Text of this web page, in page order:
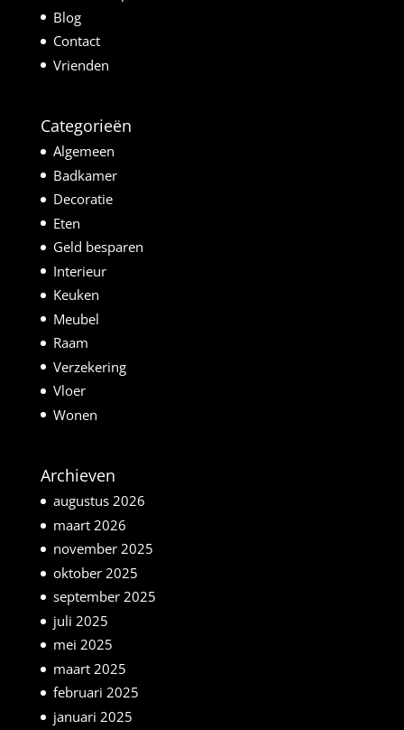
Blog
Contact
Vrienden
Categorieën
Algemeen
Badkamer
Decoratie
Eten
Geld besparen
Interieur
Keuken
Meubel
Raam
Verzekering
Vloer
Wonen
Archieven
augustus 2026
maart 2026
november 2025
oktober 2025
september 2025
juli 2025
mei 2025
maart 2025
februari 2025
januari 2025